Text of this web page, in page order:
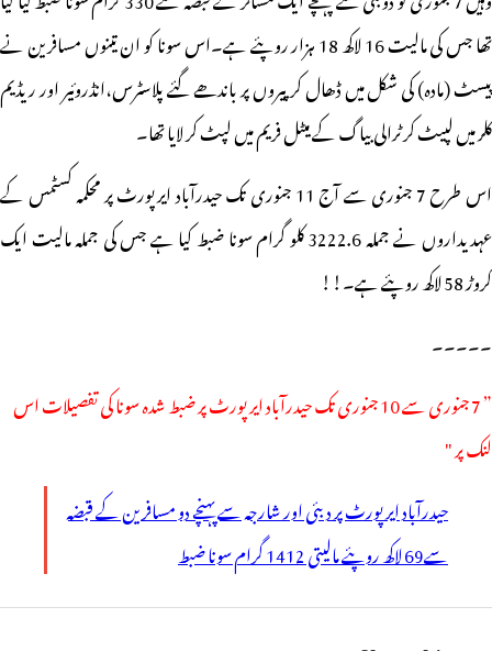
تھا جس کی مالیت 16 لاکھ 18 ہزار روپئے ہے۔اس سونا کو ان تینوں مسافرین نے
پیسٹ (مادہ) کی شکل میں ڈھال کر پیروں پر باندھے گئے پلاسٹرس،انڈروئیر اور ریڈیم
کلر میں لپیٹ کر ٹرالی بیاگ کے میٹل فریم میں لپٹ کر لایا تھا۔
اس طرح 7 جنوری سے آج 11 جنوری تک حیدرآباد ایرپورٹ پر محکمہ کسٹمس کے
عہدیداروں نے جملہ 3222.6 کلو گرام سونا ضبط کیا ہے جس کی جملہ مالیت ایک
کروڑ 58 لاکھ روپئے ہے۔!!
۔۔۔۔۔
” 7 جنوری سے 10 جنوری تک حیدرآباد ایرپورٹ پر ضبط شدہ سونا کی تفصیلات اس
لنک پر "
حیدرآباد ایرپورٹ پر دبئی اور شارجہ سے پہنچے دو مسافرین کے قبضہ
سے69 لاکھ روپئے مالیتی 1412 گرام سونا ضبط